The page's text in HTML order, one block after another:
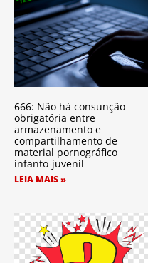
666: Não há consunção
obrigatória entre
armazenamento e
compartilhamento de
material pornográfico
infanto-juvenil
LEIA MAIS »